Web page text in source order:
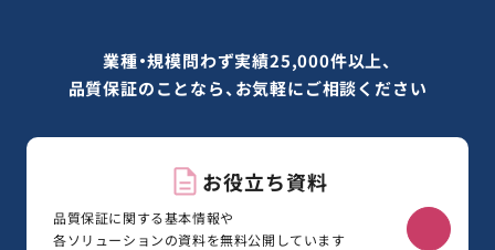
業種・規模問わず実績25,000件以上、
品質保証のことなら、お気軽にご相談ください
お役立ち資料
品質保証に関する基本情報や
各ソリューションの資料を無料公開しています